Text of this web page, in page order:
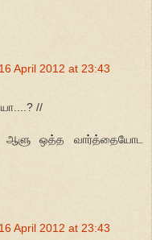
16 April 2012 at 23:43
//
ஆளு ஒத்த வார்த்தையோட
16 April 2012 at 23:43